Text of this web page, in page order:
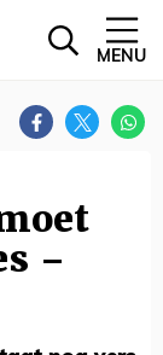
MENU
–